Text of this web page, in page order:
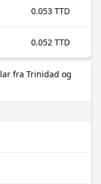
0.053 TTD
0.052 TTD
fra Trinidad og